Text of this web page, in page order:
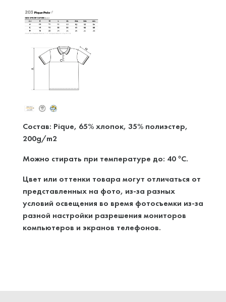
Состав: Pique, 65% хлопок, 35% полиэстер,
200g/m2
Можно стирать при температуре до: 40 °C.
Цвет или оттенки товара могут отличаться от
представленных на фото, из-за разных
условий освещения во время фотосъемки из-за
разной настройки разрешения мониторов
компьютеров и экранов телефонов.